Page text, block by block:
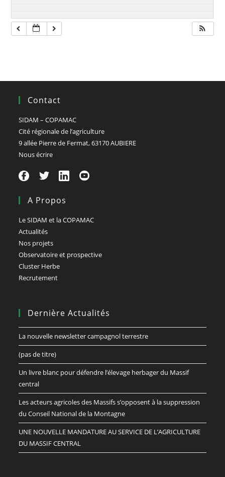
Contact
SIDAM – COPAMAC
Cité régionale de l’agriculture
9 allée Pierre de Fermat, 63170 AUBIERE
Nous écrire
A Propos
Le SIDAM et la COPAMAC
Actualités
Nos projets
Observatoire et prospective
Cluster Herbe
Recrutement
Dernière Actualités
La nouvelle newsletter campagnol terrestre
(pas de titre)
Un livre blanc pour défendre l’élevage herbager du Massif
central
Les acteurs agricoles des Massifs s’opposent à la suppression
du Conseil National de la Montagne
UNE NOUVELLE MANDATURE AU SERVICE DE L’AGRICULTURE
DU MASSIF CENTRAL